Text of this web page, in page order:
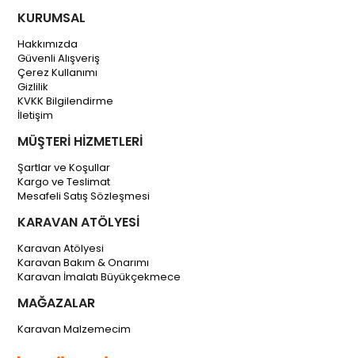
KURUMSAL
Hakkımızda
Güvenli Alışveriş
Çerez Kullanımı
Gizlilik
KVKK Bilgilendirme
İletişim
MÜŞTERİ HİZMETLERİ
Şartlar ve Koşullar
Kargo ve Teslimat
Mesafeli Satış Sözleşmesi
KARAVAN ATÖLYESİ
Karavan Atölyesi
Karavan Bakım & Onarımı
Karavan İmalatı Büyükçekmece
MAĞAZALAR
Karavan Malzemecim